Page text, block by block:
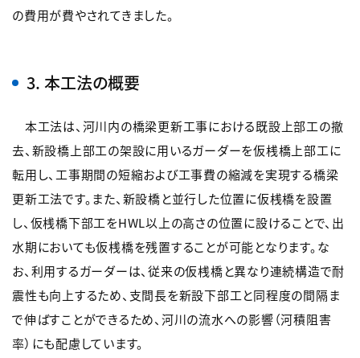
の費用が費やされてきました。
3. 本工法の概要
本工法は、河川内の橋梁更新工事における既設上部工の撤
去、新設橋上部工の架設に用いるガーダーを仮桟橋上部工に
転用し、工事期間の短縮および工事費の縮減を実現する橋梁
更新工法です。また、新設橋と並行した位置に仮桟橋を設置
し、仮桟橋下部工をHWL以上の高さの位置に設けることで、出
水期においても仮桟橋を残置することが可能となります。な
お、利用するガーダーは、従来の仮桟橋と異なり連続構造で耐
震性も向上するため、支間長を新設下部工と同程度の間隔ま
で伸ばすことができるため、河川の流水への影響（河積阻害
率）にも配慮しています。